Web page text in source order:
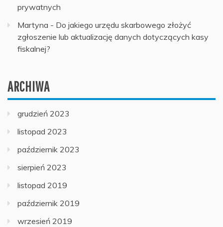
prywatnych
Martyna - Do jakiego urzędu skarbowego złożyć
zgłoszenie lub aktualizację danych dotyczących kasy
fiskalnej?
ARCHIWA
grudzień 2023
listopad 2023
październik 2023
sierpień 2023
listopad 2019
październik 2019
wrzesień 2019